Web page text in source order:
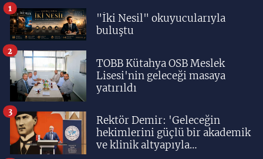
"İki Nesil" okuyucularıyla
buluştu
1
TOBB Kütahya OSB Meslek
Lisesi'nin geleceği masaya
yatırıldı
2
Rektör Demir: 'Geleceğin
hekimlerini güçlü bir akademik
ve klinik altyapıyla
3